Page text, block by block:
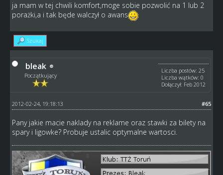
ja mam w tej chwili komfort,moge sobie pozwolić na 1 lub 2
porażki,a i tak będe walczył o awans
Szukaj
bleak
Początkujący
Liczba postów: 25
Liczba wątków: 0
Dołączył: Feb 2012
#65
2012-02-24, 19:18:13
Pany jakie macie naklady na reklame oraz stawki za bilety na
spary i ligowke? Probuje ustalic optymalne wartosci.